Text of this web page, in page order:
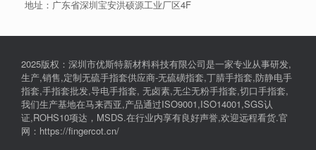
地址：广东省深圳宝安洪硕源工业厂区4F
2025版权：深圳市优斯特新材料科技有限公司是一家专业从事研发,
生产,销售,定制无硫手指套供应商-无硫磺指套,丁腈手指套,防静电手
指套,手指套批发,导电手指套, 无卤素,无尘无粉手指套,切口手指套,
我们生产基地在马来西亚,产品通过ISO9001,ISO14001,SGS认
证,ROHS10项达，MSDS.在行业内享有良好声誉,欢迎远程看货.官
网：https://fingercot.cn/